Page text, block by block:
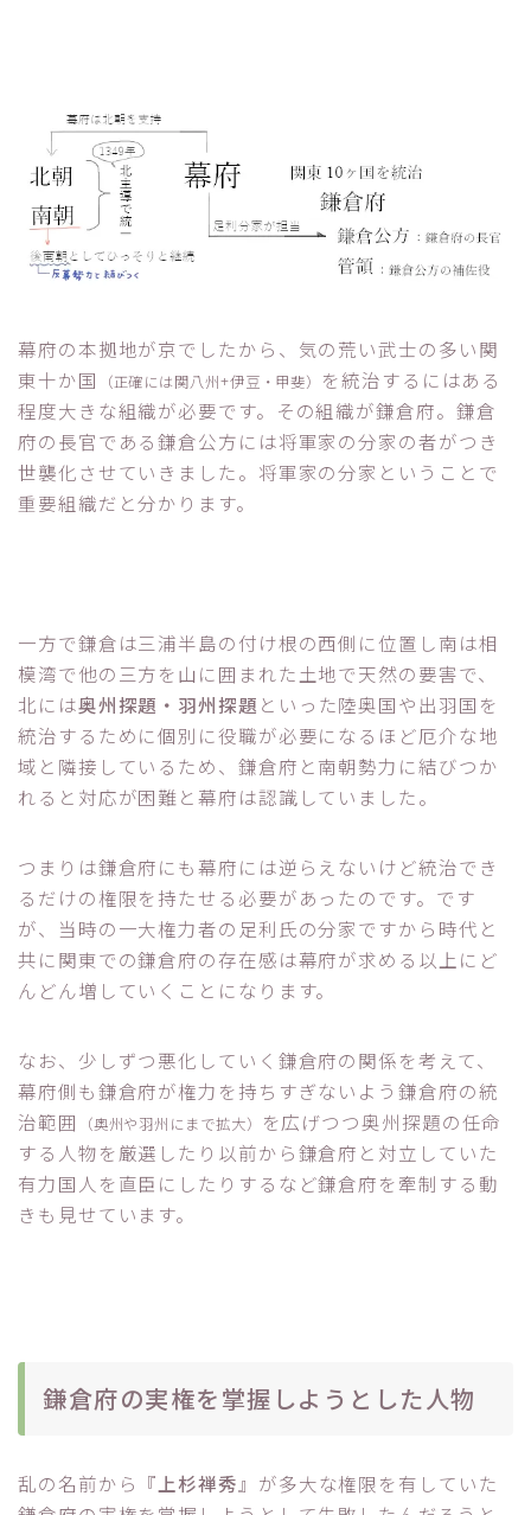
幕府の本拠地が京でしたから、気の荒い武士の多い関
東十か国
（正確には関八州+伊豆・甲斐）
を統治するにはある
程度大きな組織が必要です。その組織が鎌倉府。鎌倉
府の長官である鎌倉公方には将軍家の分家の者がつき
世襲化させていきました。将軍家の分家ということで
重要組織だと分かります。
一方で鎌倉は三浦半島の付け根の西側に位置し南は相
模湾で他の三方を山に囲まれた土地で天然の要害で、
北には奥州探題・羽州探題 といった陸奥国や出羽国を
統治するために個別に役職が必要になるほど厄介な地
域と隣接しているため、鎌倉府と南朝勢力に結びつか
れると対応が困難と幕府は認識していました。
つまりは鎌倉府にも幕府には逆らえないけど統治でき
るだけの権限を持たせる必要があったのです。です
が、当時の一大権力者の足利氏の分家ですから時代と
共に関東での鎌倉府の存在感は幕府が求める以上にど
んどん増していくことになります。
なお、少しずつ悪化していく鎌倉府の関係を考えて、
幕府側も鎌倉府が権力を持ちすぎないよう鎌倉府の統
治範囲
（奥州や羽州にまで拡大）
を広げつつ奥州探題の任命
する人物を厳選したり以前から鎌倉府と対立していた
有力国人を直臣にしたりするなど鎌倉府を牽制する動
きも見せています。
鎌倉府の実権を掌握しようとした人物
乱の名前から『 上杉禅秀 』が多大な権限を有していた